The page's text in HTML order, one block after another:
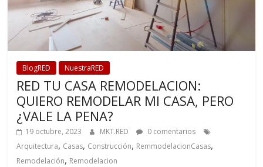
BlogRED NuestraRED
RED TU CASA REMODELACION:
QUIERO REMODELAR MI CASA, PERO
¿VALE LA PENA?
19 octubre, 2023 MKT.RED
0 comentarios
Arquitectura, Casas, Construcción, RemmodelacionCasas,
Remodelación, Remodelacion